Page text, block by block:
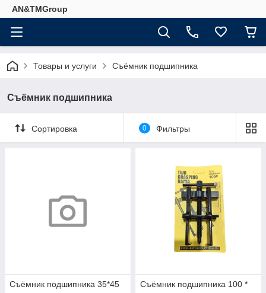
AN&TMGroup
Товары и услуги Съёмник подшипника
Съёмник подшипника
Сортировка 0 Фильтры
Съёмник подшипника 35*45
Съёмник подшипника 100 *